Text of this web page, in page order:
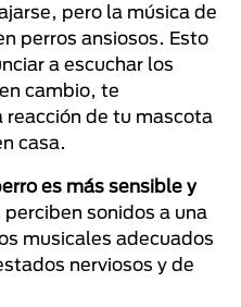
pero la música de
perros ansiosos. Esto
a escuchar los
cambio, te
reacción de tu mascota
casa.
es más sensible y
sonidos a una
musicales adecuados
nerviosos y de